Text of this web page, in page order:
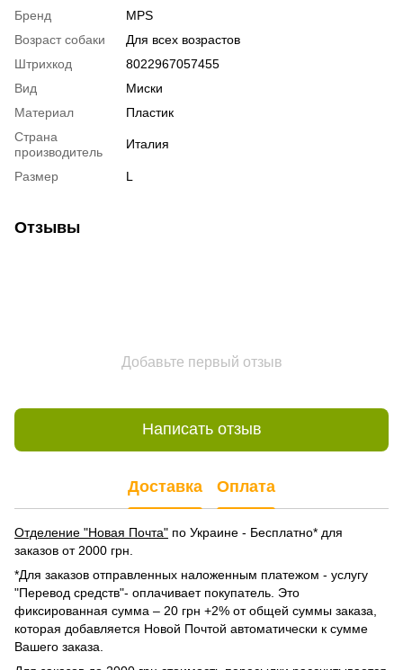
Бренд
MPS
Возраст собаки
Для всех возрастов
Штрихкод
8022967057455
Вид
Миски
Материал
Пластик
Страна
производитель
Италия
Размер L
Отзывы
Добавьте первый отзыв
Написать отзыв
Доставка Оплата
Отделение "Новая Почта" по Украине - Бесплатно* для
заказов от 2000 грн.
*Для заказов отправленных наложенным платежом - услугу
"Перевод средств"- оплачивает покупатель. Это
фиксированная сумма – 20 грн +2% от общей суммы заказа,
которая добавляется Новой Почтой автоматически к сумме
Вашего заказа.